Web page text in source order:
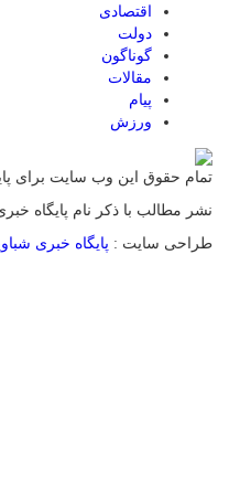
اقتصادی
دولت
گوناگون
مقالات
پیام
ورزش
تمام حقوق این وب سایت برای
نشر مطالب با ذکر نام پایگاه
طراحی سایت : پایگاه خبری